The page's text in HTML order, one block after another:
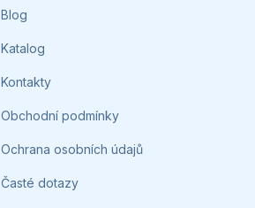
Blog
Katalog
Kontakty
Obchodní podmínky
Ochrana osobních údajů
Časté dotazy